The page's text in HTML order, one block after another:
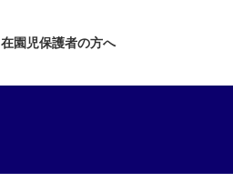
在園児保護者の方へ